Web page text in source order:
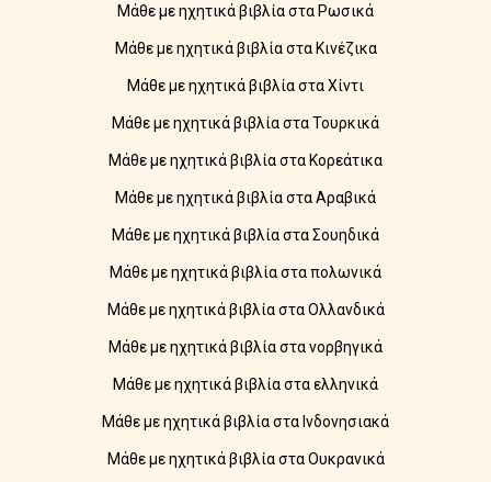
Μάθε με ηχητικά βιβλία στα Ρωσικά
Μάθε με ηχητικά βιβλία στα Κινέζικα
Μάθε με ηχητικά βιβλία στα Χίντι
Μάθε με ηχητικά βιβλία στα Τουρκικά
Μάθε με ηχητικά βιβλία στα Κορεάτικα
Μάθε με ηχητικά βιβλία στα Αραβικά
Μάθε με ηχητικά βιβλία στα Σουηδικά
Μάθε με ηχητικά βιβλία στα πολωνικά
Μάθε με ηχητικά βιβλία στα Ολλανδικά
Μάθε με ηχητικά βιβλία στα νορβηγικά
Μάθε με ηχητικά βιβλία στα ελληνικά
Μάθε με ηχητικά βιβλία στα Ινδονησιακά
Μάθε με ηχητικά βιβλία στα Ουκρανικά